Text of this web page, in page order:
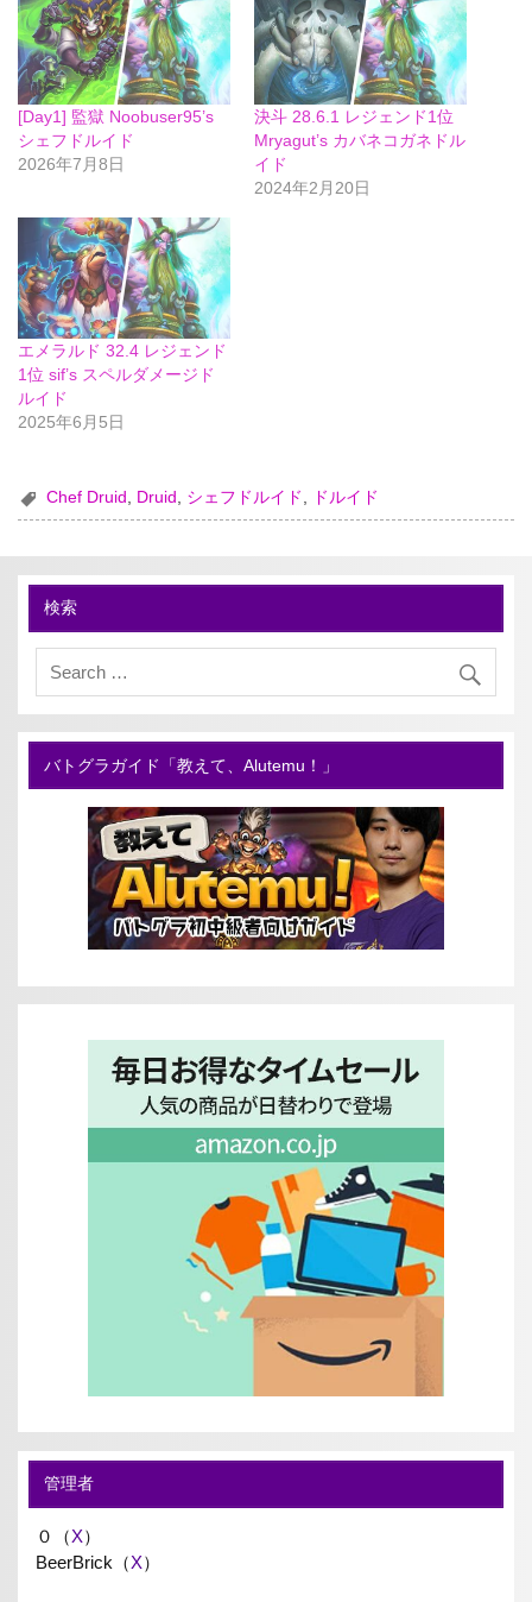
[Day1] 監獄 Noobuser95’s
シェフドルイド
2026年7月8日
決斗 28.6.1 レジェンド1位
Mryagut’s カバネコガネドル
イド
2024年2月20日
エメラルド 32.4 レジェンド
1位 sif’s スペルダメージド
ルイド
2025年6月5日
Chef Druid , Druid , シェフドルイド , ドルイド
検索
バトグラガイド「教えて、Alutemu！」
管理者
０（X）
BeerBrick（X）